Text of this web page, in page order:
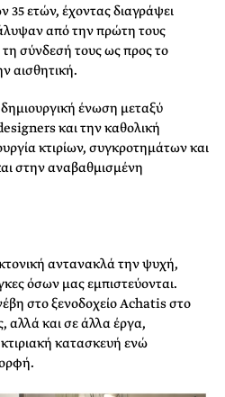
35 ετών, έχοντας διαγράψει
από την πρώτη τους
σύνδεσή τους ως προς το
αισθητική.
ένωση μεταξύ
και την καθολική
κτιρίων, συγκροτημάτων και
στην αναβαθμισμένη
αντανακλά την ψυχή,
όσων μας εμπιστεύονται.
στο ξενοδοχείο Achatis στο
αλλά και σε άλλα έργα,
κατασκευή ενώ